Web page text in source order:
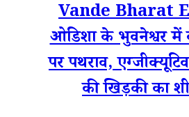
Vande Bharat
ओडिशा के भुवनेश्वर में
पर पथराव,
की खिड़की का